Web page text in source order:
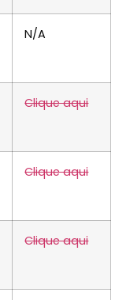
N/A
Clique aqui
Clique aqui
Clique aqui